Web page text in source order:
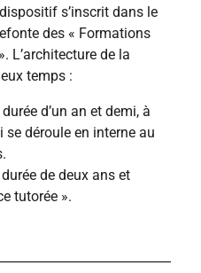
s’inscrit dans le
des « Formations
L’architecture de la
temps :
d’un an et demi, à
se déroule en interne au
de deux ans et
tutorée ».